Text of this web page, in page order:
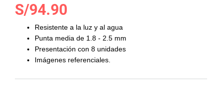
Saltar
comienzo
imágenes
S/94.90
Resistente a la luz y al agua
Punta media de 1.8 - 2.5 mm
Presentación con 8 unidades
Imágenes referenciales.